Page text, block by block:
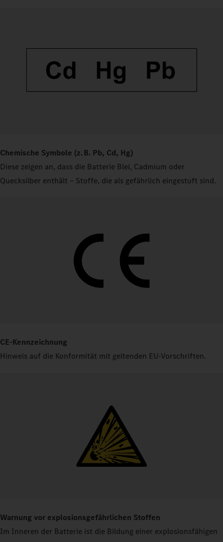
Chemische Symbole (z. B. Pb, Cd, Hg)
Diese zeigen an, dass die Batterie Blei, Cadmium oder
Quecksilber enthält – Stoffe, die als gefährlich eingestuft sind.
CE-Kennzeichnung
Hinweis auf die Konformität mit geltenden EU-Vorschriften.
Warnung vor explosionsgefährlichen Stoffen
Im Inneren der Batterie ist die Bildung einer explosionsfähigen